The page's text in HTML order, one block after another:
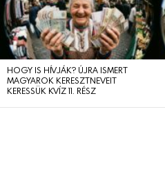
HOGY IS HÍVJÁK? ÚJRA ISMERT
MAGYAROK KERESZTNEVEIT
KERESSÜK KVÍZ 11. RÉSZ